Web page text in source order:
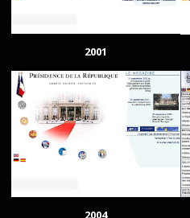
2001
2004